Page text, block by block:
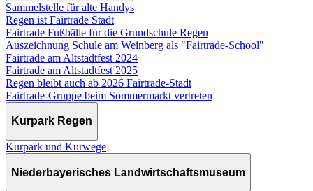
Sammelstelle für alte Handys
Regen ist Fairtrade Stadt
Fairtrade Fußbälle für die Grundschule Regen
Auszeichnung Schule am Weinberg als "Fairtrade-School"
Fairtrade am Altstadtfest 2024
Fairtrade am Altstadtfest 2025
Regen bleibt auch ab 2026 Fairtrade-Stadt
Fairtrade-Gruppe beim Sommermarkt vertreten
Kurpark Regen
Kurpark und Kurwege
Niederbayerisches Landwirtschaftsmuseum